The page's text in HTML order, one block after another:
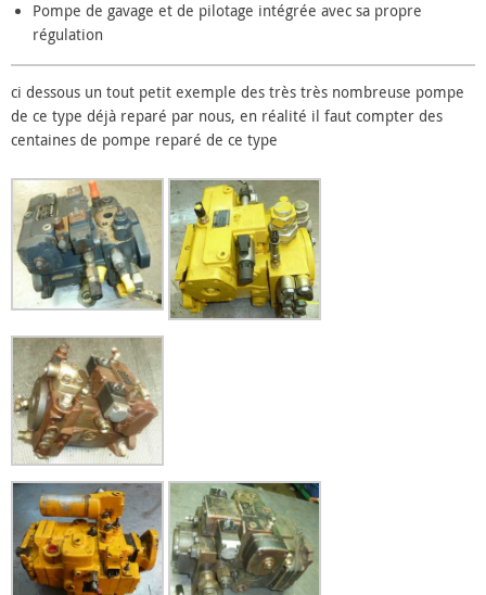
Pompe de gavage et de pilotage intégrée avec sa propre
régulation
ci dessous un tout petit exemple des très très nombreuse pompe
de ce type déjà reparé par nous, en réalité il faut compter des
centaines de pompe reparé de ce type